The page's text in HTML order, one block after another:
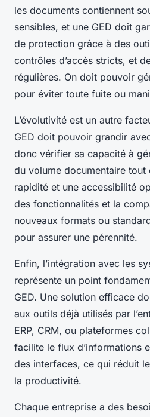
les documents contiennent
sensibles, et une GED doit
de protection grâce à des
contrôles d’accès stricts, et
régulières. On doit pouvoir
pour éviter toute fuite ou
L’évolutivité est un autre
GED doit pouvoir grandir
donc vérifier sa capacité à
du volume documentaire tout
rapidité et une accessibilité
des fonctionnalités et la
nouveaux formats ou
pour assurer une pérennité.
Enfin, l’intégration avec les
représente un point
GED. Une solution efficace
aux outils déjà utilisés par
ERP, CRM, ou plateformes
facilite le flux d’informations
des interfaces, ce qui réduit
la productivité.
Chaque entreprise a des